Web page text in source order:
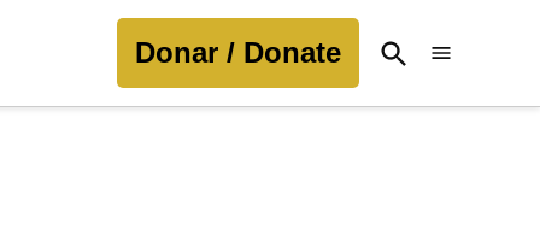
Donar / Donate
Open
Search